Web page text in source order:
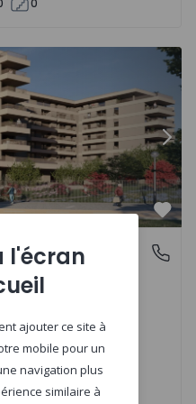
0
Porto
l'écran
ajouter ce site à
mobile pour un
navigation plus
similaire à